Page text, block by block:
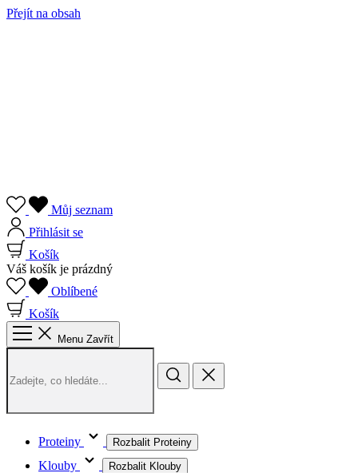
Přejít na obsah
Můj seznam
Přihlásit se
Košík
Váš košík je prázdný
Oblíbené
Košík
Menu Zavřít
Proteiny Rozbalit Proteiny
Klouby Rozbalit Klouby